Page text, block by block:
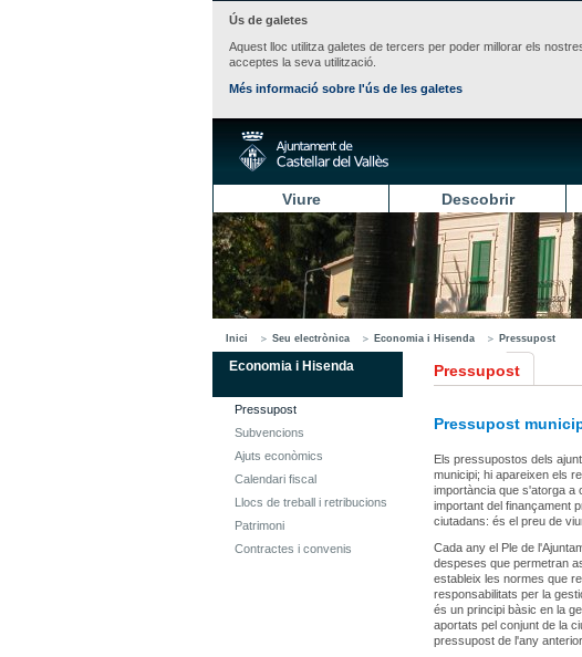
Ús de galetes
Aquest lloc utilitza galetes de tercers per poder millorar els
acceptes la seva utilització.
Més informació sobre l'ús de les galetes
Viure Descobrir
Inici Seu electrònica Economia i Hisenda Pressupost
Economia i Hisenda
Pressupost
Subvencions
Ajuts econòmics
Calendari fiscal
Llocs de treball i retribucions
Patrimoni
Contractes i convenis
Pressupost
Pressupost
Els pressupostos dels
municipi; hi apareixen els
importància que s'atorga a
important del finançament
ciutadans: és el preu de
Cada any el Ple de
despeses que permetran
estableix les normes que
responsabilitats per la
és un principi bàsic en la
aportats pel conjunt de la
pressupost de l'any